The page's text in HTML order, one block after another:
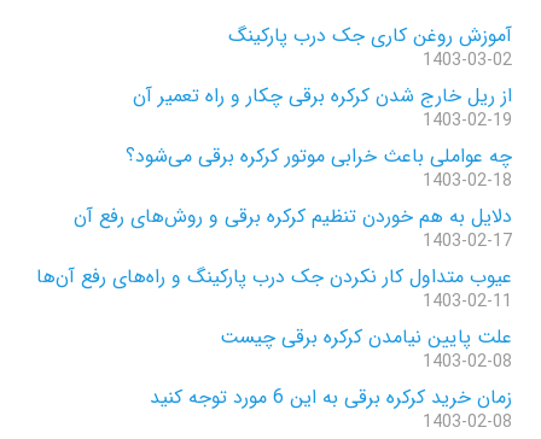
آموزش روغن کاری جک درب پارکینگ
1403-03-02
از ریل خارج شدن کرکره برقی چکار و راه تعمیر آن
1403-02-19
چه عواملی باعث خرابی موتور کرکره برقی می‌شود؟
1403-02-18
دلایل به هم خوردن تنظیم کرکره برقی و روش‌های رفع آن
1403-02-17
عیوب متداول کار نکردن جک درب پارکینگ و راه‌های رفع آن‌ها
1403-02-11
علت پایین نیامدن کرکره برقی چیست
1403-02-08
زمان خرید کرکره برقی به این 6 مورد توجه کنید
1403-02-08